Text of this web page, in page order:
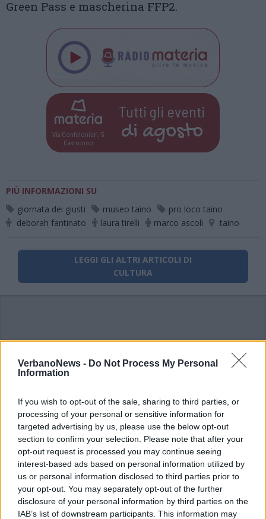
VerbanoNews - Do Not Process My Personal
Information
If you wish to opt-out of the sale, sharing to third parties, or
processing of your personal or sensitive information for
targeted advertising by us, please use the below opt-out
section to confirm your selection. Please note that after your
opt-out request is processed you may continue seeing
interest-based ads based on personal information utilized by
us or personal information disclosed to third parties prior to
your opt-out. You may separately opt-out of the further
disclosure of your personal information by third parties on the
IAB’s list of downstream participants. This information may
Green Pass e mascherina FFP2.
Via Confalonieri, 5
Castronno
Tutti gli eventi
di agosto
PIÙ INFORMAZIONI SU
giornata dei giusti
museo taino
pro loco taino
deborah fantinato
laura tirelli marco ascoli taino
LEGGI GLI ALTRI ARTICOLI DI
CULTURA